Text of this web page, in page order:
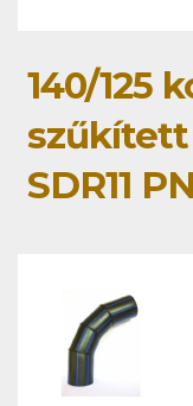
140/125
szűkített
SDR11